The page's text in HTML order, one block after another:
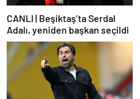
CANLI | Beşiktaş’ta Serdal
Adalı, yeniden başkan seçildi